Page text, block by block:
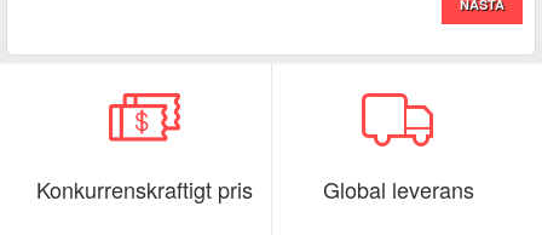
NÄSTA
Konkurrenskraftigt pris Global leverans